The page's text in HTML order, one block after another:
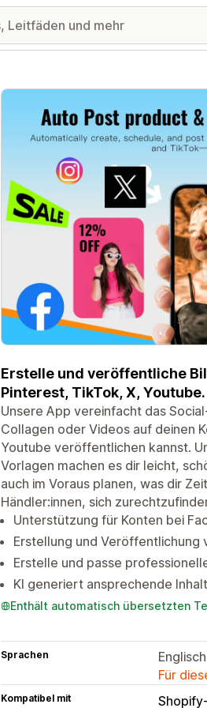
Vorgestellte Bildergalerie
Erstelle und veröffentliche
Pinterest, TikTok, X, Youtube.
Unsere App vereinfacht das
Collagen oder Videos auf deinen
Youtube veröffentlichen kannst.
Vorlagen machen es dir leicht,
auch im Voraus planen, was dir
Händler:innen, sich
Unterstützung für Konten bei
Erstellung und Veröffentlichung
Erstelle und passe
KI generiert ansprechende
Enthält automatisch übersetzten
Sprachen
Englisch
Für
Kompatibel mit